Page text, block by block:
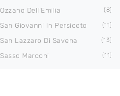
Ozzano Dell'Emilia 8
San Giovanni In Persiceto 11
San Lazzaro Di Savena 13
Sasso Marconi 11